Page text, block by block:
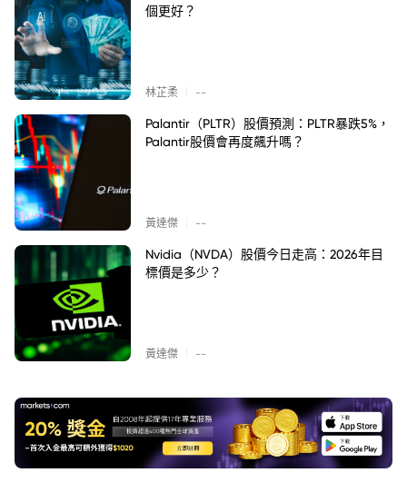
個更好？
林芷柔 --
Palantir（PLTR）股價預測：PLTR暴跌5%，
Palantir股價會再度飆升嗎？
黃達傑 --
Nvidia（NVDA）股價今日走高：2026年目
標價是多少？
黃達傑 --